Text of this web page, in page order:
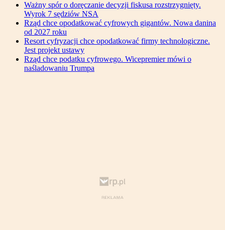
Ważny spór o doręczanie decyzji fiskusa rozstrzygnięty.
Wyrok 7 sędziów NSA
Rząd chce opodatkować cyfrowych gigantów. Nowa danina
od 2027 roku
Resort cyfryzacji chce opodatkować firmy technologiczne.
Jest projekt ustawy
Rząd chce podatku cyfrowego. Wicepremier mówi o
naśladowaniu Trumpa